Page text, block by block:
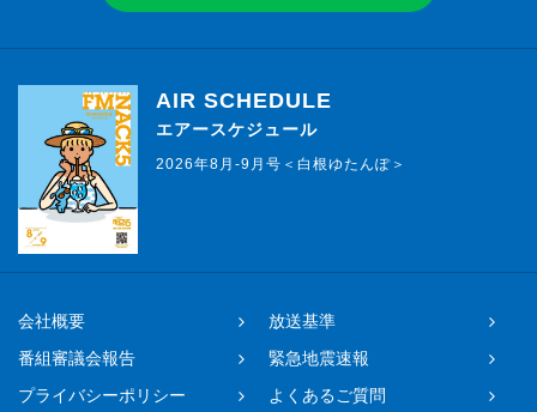
AIR SCHEDULE
エアースケジュール
2026年8月-9月号＜白根ゆたんぽ＞
会社概要
放送基準
番組審議会報告
緊急地震速報
プライバシーポリシー
よくあるご質問